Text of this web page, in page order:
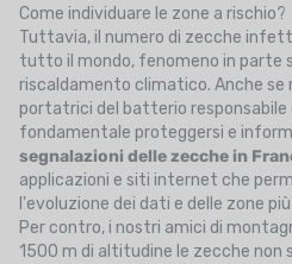
Come individuare le zone a rischio?
Tuttavia, il numero di zecche
tutto il mondo, fenomeno in parte
riscaldamento climatico. Anche
portatrici del batterio responsabile
fondamentale proteggersi e
segnalazioni delle zecche in
applicazioni e siti internet che
l'evoluzione dei dati e delle zone
Per contro, i nostri amici di
1500 m di altitudine le zecche non